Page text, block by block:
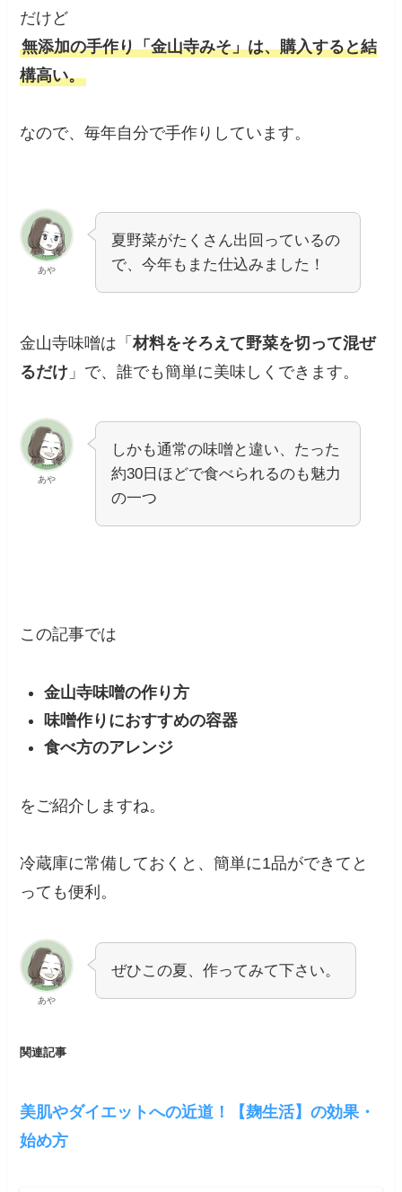
だけど
無添加の手作り「金山寺みそ」は、購入すると結
構高い。
なので、毎年自分で手作りしています。
あや
夏野菜がたくさん出回っているの
で、今年もまた仕込みました！
金山寺味噌は「材料をそろえて野菜を切って混ぜ
るだけ 」で、誰でも簡単に美味しくできます。
あや
しかも通常の味噌と違い、たった
約30日ほどで食べられるのも魅力
の一つ
この記事では
金山寺味噌の作り方
味噌作りにおすすめの容器
食べ方のアレンジ
をご紹介しますね。
冷蔵庫に常備しておくと、簡単に1品ができてと
っても便利。
あや
ぜひこの夏、作ってみて下さい。
関連記事
美肌やダイエットへの近道！【麹生活】の効果・
始め方